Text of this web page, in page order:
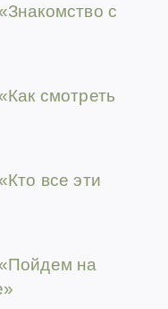
«Знакомство с
«Как смотреть
«Кто все эти
«Пойдем на
»